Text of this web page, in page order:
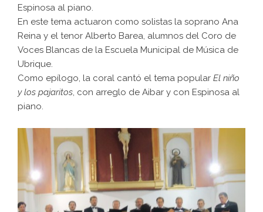
Espinosa al piano.
En este tema actuaron como solistas la soprano Ana
Reina y el tenor Alberto Barea, alumnos del Coro de
Voces Blancas de la Escuela Municipal de Música de
Ubrique.
Como epílogo, la coral cantó el tema popular El niño
y los pajaritos, con arreglo de Aibar y con Espinosa al
piano.